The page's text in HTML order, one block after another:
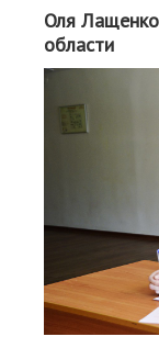
Оля
области